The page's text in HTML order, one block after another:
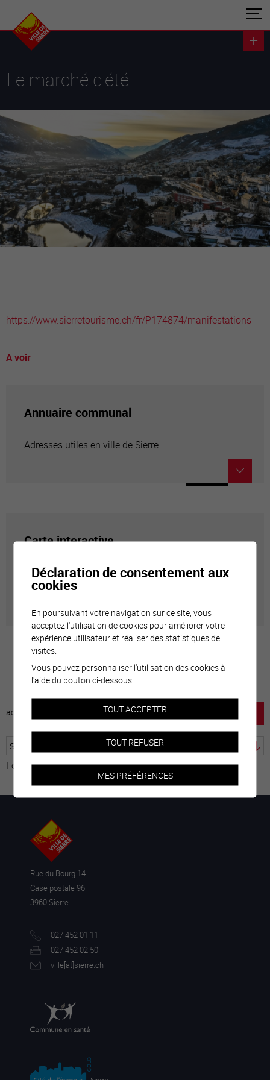
Le marché d'été
https://www.sierretourisme.ch/fr/P174874/manifestations
A voir
Annuaire communal
Adresses utiles en ville de Sierre
Carte interactive
Géolocalisation de tous les points d'intérêt de la Ville
de Sierre.
accueil emploi mentions légales
Fourni par Traduction
Rue du Bourg 14
Case postale 96
3960 Sierre
027 452 01 11
027 452 02 50
ville[at]sierre.ch
Déclaration de consentement aux
cookies
En poursuivant votre navigation sur ce site, vous
acceptez l'utilisation de cookies pour améliorer votre
expérience utilisateur et réaliser des statistiques de
visites.
Vous pouvez personnaliser l'utilisation des cookies à
l'aide du bouton ci-dessous.
TOUT ACCEPTER
TOUT REFUSER
MES PRÉFÉRENCES